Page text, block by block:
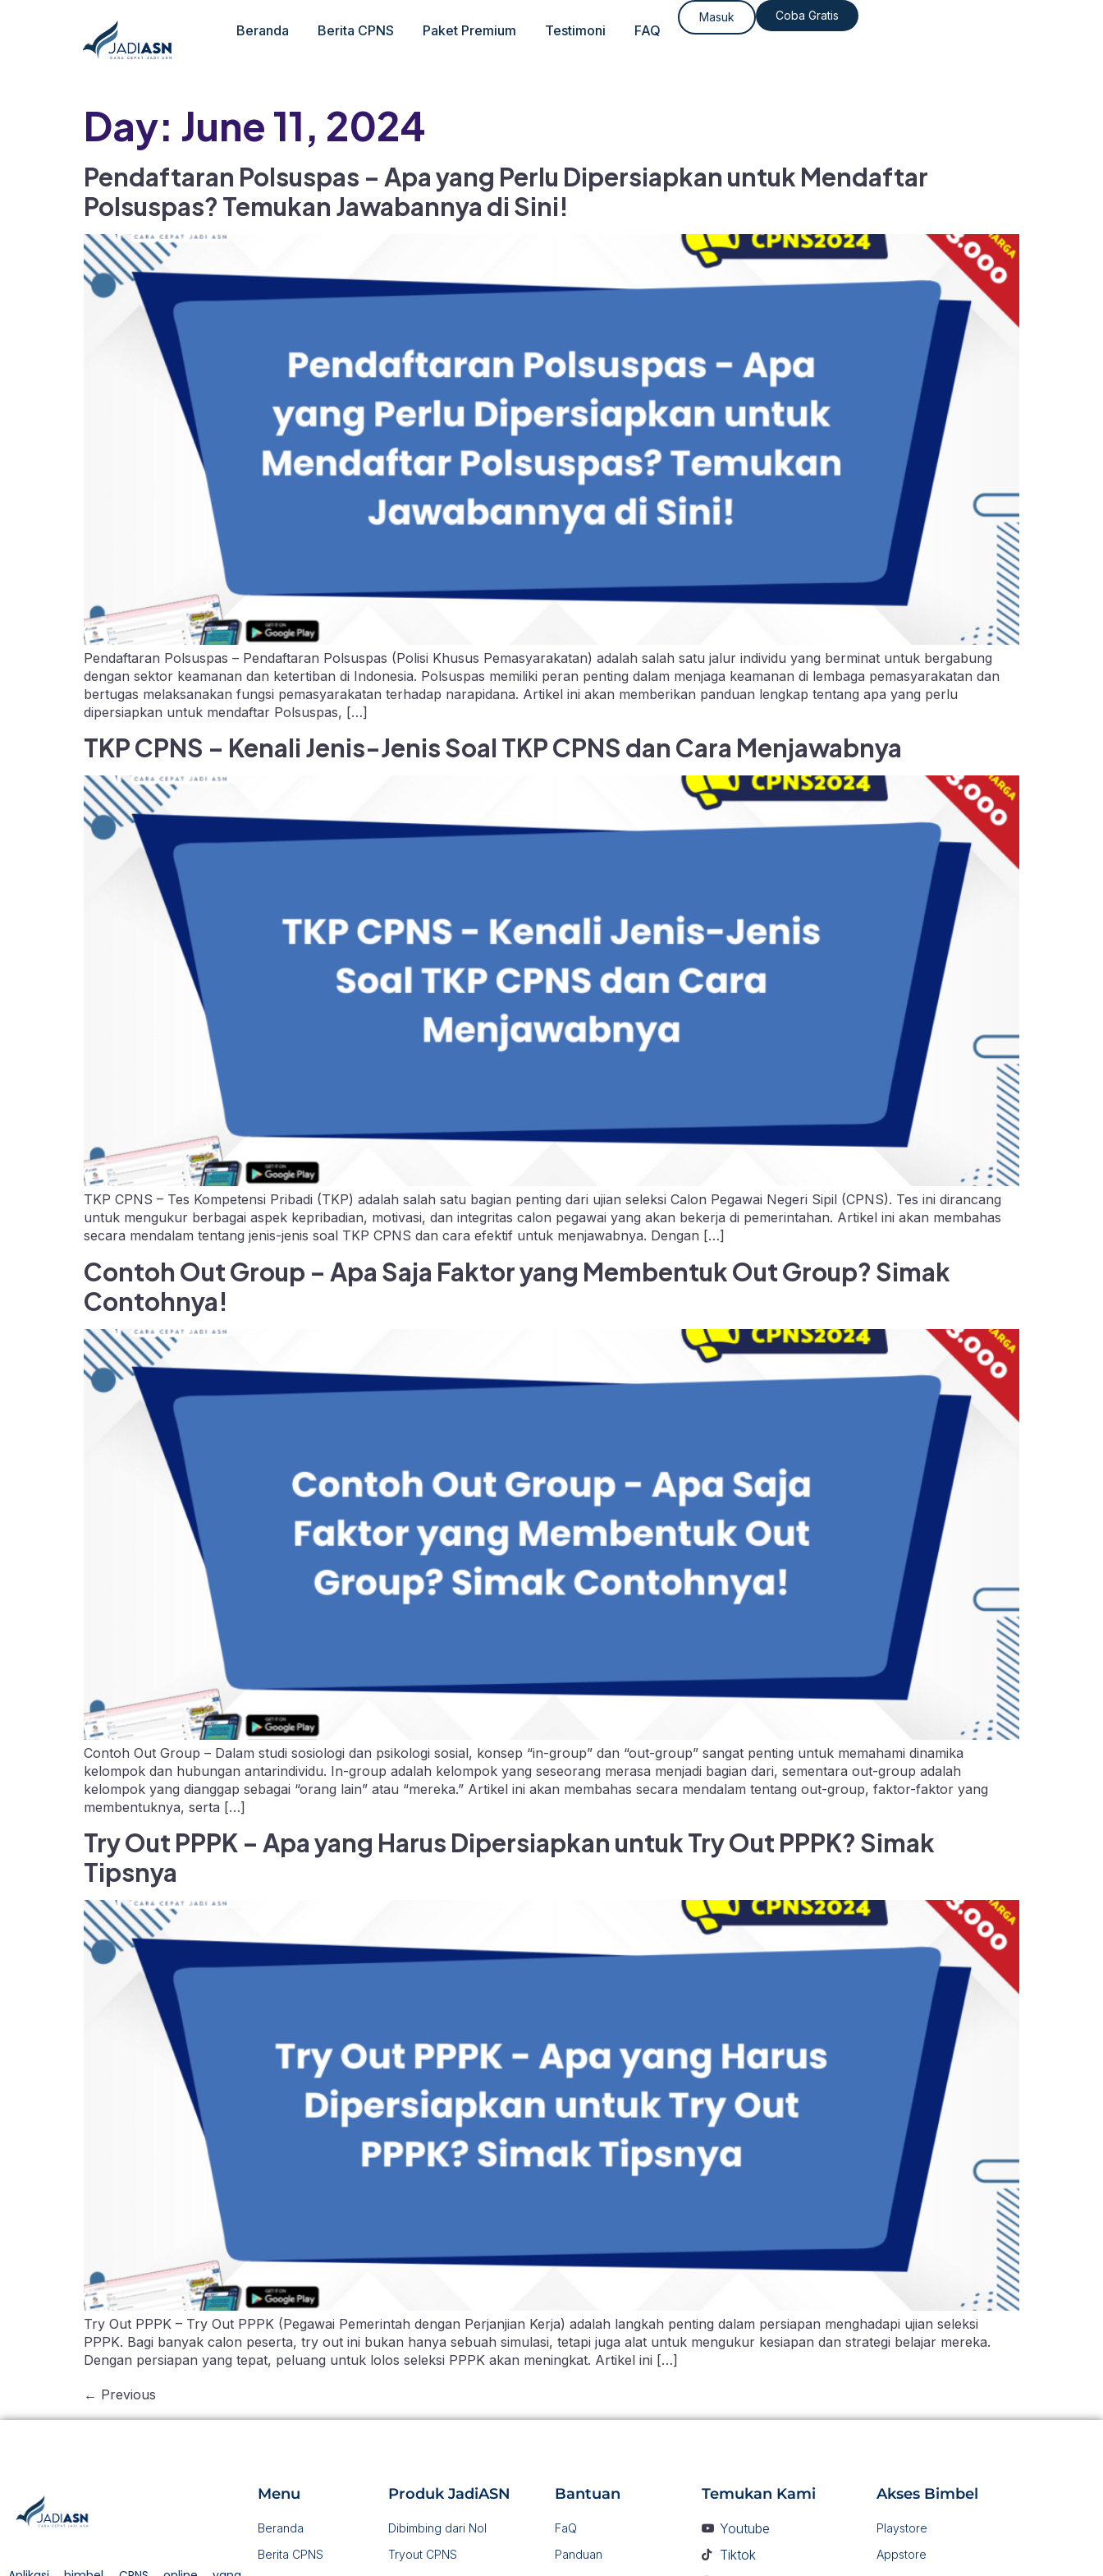
Beranda Berita CPNS Paket Premium Testimoni FAQ
Masuk Coba Gratis
Day: June 11, 2024
Pendaftaran Polsuspas – Apa yang Perlu Dipersiapkan untuk Mendaftar
Polsuspas? Temukan Jawabannya di Sini!
Pendaftaran Polsuspas – Pendaftaran Polsuspas (Polisi Khusus Pemasyarakatan) adalah salah satu jalur individu yang berminat untuk bergabung
dengan sektor keamanan dan ketertiban di Indonesia. Polsuspas memiliki peran penting dalam menjaga keamanan di lembaga pemasyarakatan dan
bertugas melaksanakan fungsi pemasyarakatan terhadap narapidana. Artikel ini akan memberikan panduan lengkap tentang apa yang perlu
dipersiapkan untuk mendaftar Polsuspas, […]
TKP CPNS – Kenali Jenis-Jenis Soal TKP CPNS dan Cara Menjawabnya
TKP CPNS – Tes Kompetensi Pribadi (TKP) adalah salah satu bagian penting dari ujian seleksi Calon Pegawai Negeri Sipil (CPNS). Tes ini dirancang
untuk mengukur berbagai aspek kepribadian, motivasi, dan integritas calon pegawai yang akan bekerja di pemerintahan. Artikel ini akan membahas
secara mendalam tentang jenis-jenis soal TKP CPNS dan cara efektif untuk menjawabnya. Dengan […]
Contoh Out Group – Apa Saja Faktor yang Membentuk Out Group? Simak
Contohnya!
Contoh Out Group – Dalam studi sosiologi dan psikologi sosial, konsep “in-group” dan “out-group” sangat penting untuk memahami dinamika
kelompok dan hubungan antarindividu. In-group adalah kelompok yang seseorang merasa menjadi bagian dari, sementara out-group adalah
kelompok yang dianggap sebagai “orang lain” atau “mereka.” Artikel ini akan membahas secara mendalam tentang out-group, faktor-faktor yang
membentuknya, serta […]
Try Out PPPK – Apa yang Harus Dipersiapkan untuk Try Out PPPK? Simak
Tipsnya
Try Out PPPK – Try Out PPPK (Pegawai Pemerintah dengan Perjanjian Kerja) adalah langkah penting dalam persiapan menghadapi ujian seleksi
PPPK. Bagi banyak calon peserta, try out ini bukan hanya sebuah simulasi, tetapi juga alat untuk mengukur kesiapan dan strategi belajar mereka.
Dengan persiapan yang tepat, peluang untuk lolos seleksi PPPK akan meningkat. Artikel ini […]
← Previous
Menu
Beranda
Berita CPNS
Produk JadiASN
Dibimbing dari Nol
Tryout CPNS
Bantuan
FaQ
Panduan
Temukan Kami
Youtube
Tiktok
Akses Bimbel
Playstore
Appstore